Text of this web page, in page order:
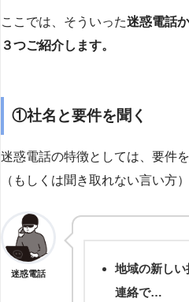
ここでは、そういった迷惑電話
３つご紹介します。
①社名と要件を聞く
迷惑電話の特徴としては、要件
（もしくは聞き取れない言い方
迷惑電話
地域の新し
連絡で…